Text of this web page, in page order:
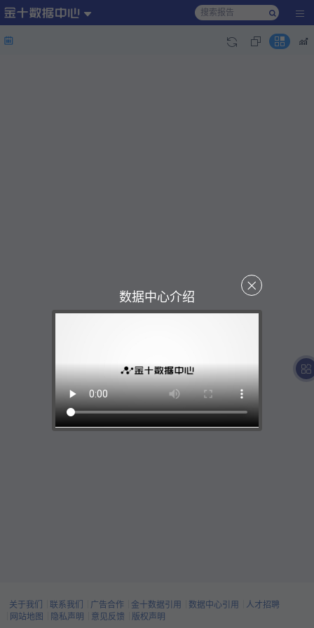
数据中心介绍
关于我们 联系我们 广告合作 金十数据引用 数据中心引用
人才招聘
网站地图
隐私声明 意见反馈 版权声明